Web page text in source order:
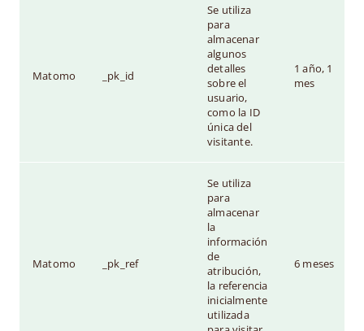
Matomo _pk_id
Se utiliza
para
almacenar
algunos
detalles
sobre el
usuario,
como la ID
única del
visitante.
1 año, 1
mes
Matomo _pk_ref
Se utiliza
para
almacenar
la
información
de
atribución,
la referencia
inicialmente
utilizada
6 meses